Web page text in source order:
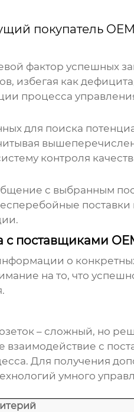
покупатель
фактор успешных
избегая как
процесса
для поиска
контроля
с выбранным
поставщиками
о
на то, что
– сложный, но
взаимодействие с
Для получения
умного